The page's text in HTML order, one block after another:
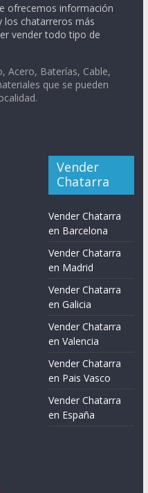
ofrecemos información
los chatarreros más
vender todo tipo de
Acero, Baterías, Cable,
que se pueden
Vender
Chatarra
Vender Chatarra
en Barcelona
Vender Chatarra
en Madrid
Vender Chatarra
en Galicia
Vender Chatarra
en Valencia
Vender Chatarra
en Pais Vasco
Vender Chatarra
en España